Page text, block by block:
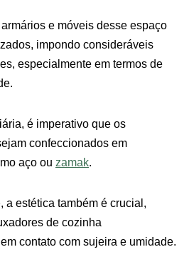
e móveis desse espaço
impondo consideráveis
especialmente em termos de
é imperativo que os
confeccionados em
aço ou zamak.
a estética também é crucial,
de cozinha
contato com sujeira e umidade.